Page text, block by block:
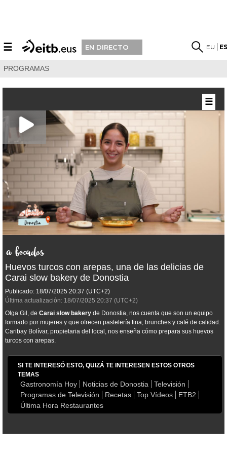
☰ EN DIRECTO EU
PROGRAMAS
Huevos turcos con arepas, una de las delicias de
Carai slow bakery de Donostia
Publicado: 18/07/2025 20:37 (UTC+2)
Última actualización: 18/07/2025 20:37 (UTC+2)
Olga Gil, de Carai slow bakery de Donostia, nos cuenta que son un equipo
formado por mujeres y que ofrecen pastelería fina, brunches y café de calidad.
Caribay Bolívar, propietaria del local, nos enseña cómo prepara sus huevos
turcos con arepas.
SI TE INTERESÓ ESTO, QUIZÁ TE INTERESEN ESTOS OTROS
TEMAS
Gastronomía Hoy Noticias de Donostia
Televisión
Programas de Televisión
Recetas Top Vídeos
ETB2
Última Hora Restaurantes
☰